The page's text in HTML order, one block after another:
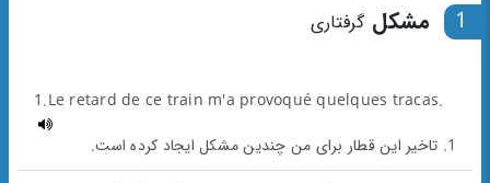
1 مشکلگرفتاری
1.Le retard de ce train m'a provoqué quelques tracas.
1. تاخیر این قطار برای من چندین مشکل ایجاد کرده است.